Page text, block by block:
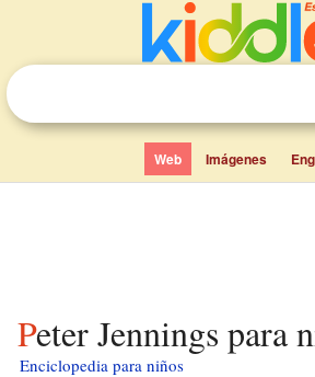
Web Imágenes
Peter Jennings para
Enciclopedia para niños